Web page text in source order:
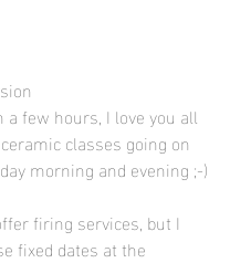
a few hours, I love you all
classes going on
morning and evening ;-)
firing services, but I
fixed dates at the